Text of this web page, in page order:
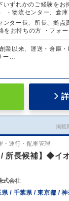
いずれかのご経験をお
・物流センター、倉庫
ンター長、所長、拠点
をお持ちの方 ・フォー
業以来、運送・倉庫
ー…
掲載
・運行・配車管理
/ 所長候補】◆イ
式会社
県 / 千葉県 / 東京都 / 神